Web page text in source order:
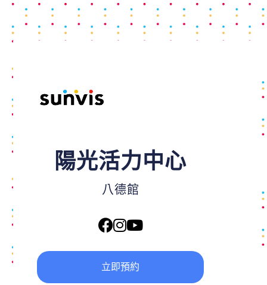
陽光活力中心
八德館
立即預約